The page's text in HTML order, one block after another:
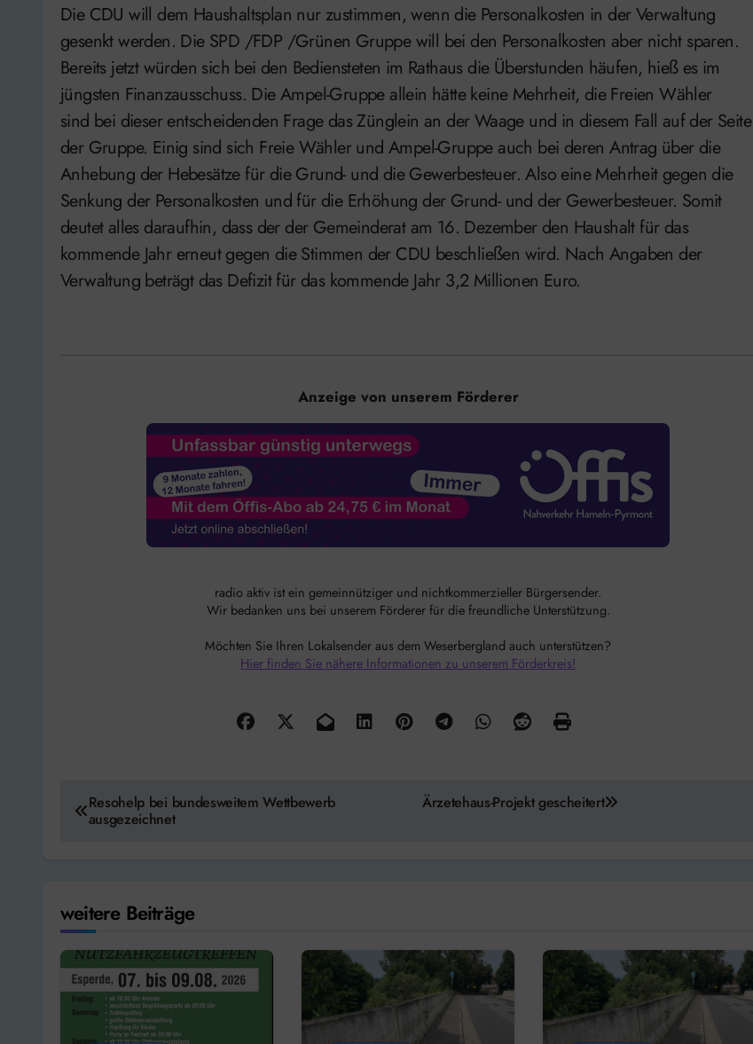
Die CDU will dem Haushaltsplan nur zustimmen, wenn die Personalkosten in der Verwaltung
gesenkt werden. Die SPD /FDP /Grünen Gruppe will bei den Personalkosten aber nicht sparen.
Bereits jetzt würden sich bei den Bediensteten im Rathaus die Überstunden häufen, hieß es im
jüngsten Finanzausschuss. Die Ampel-Gruppe allein hätte keine Mehrheit, die Freien Wähler
sind bei dieser entscheidenden Frage das Zünglein an der Waage und in diesem Fall auf der Seite
der Gruppe. Einig sind sich Freie Wähler und Ampel-Gruppe auch bei deren Antrag über die
Anhebung der Hebesätze für die Grund- und die Gewerbesteuer. Also eine Mehrheit gegen die
Senkung der Personalkosten und für die Erhöhung der Grund- und der Gewerbesteuer. Somit
deutet alles daraufhin, dass der der Gemeinderat am 16. Dezember den Haushalt für das
kommende Jahr erneut gegen die Stimmen der CDU beschließen wird. Nach Angaben der
Verwaltung beträgt das Defizit für das kommende Jahr 3,2 Millionen Euro.
Anzeige von unserem Förderer
radio aktiv ist ein gemeinnütziger und nichtkommerzieller Bürgersender.
Wir bedanken uns bei unserem Förderer für die freundliche Unterstützung.
Möchten Sie Ihren Lokalsender aus dem Weserbergland auch unterstützen?
Hier finden Sie nähere Informationen zu unserem Förderkreis!
Beitragsnavigation
Resohelp bei bundesweitem Wettbewerb
ausgezeichnet
Ärzetehaus-Projekt gescheitert
weitere Beiträge